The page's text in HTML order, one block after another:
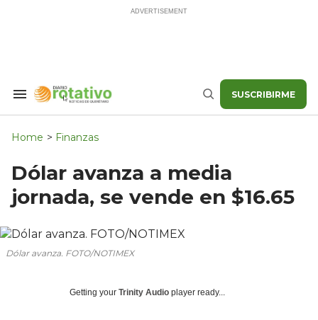
Search
Navigation
Buscar SUSCRIBIRME
Home > Finanzas
Dólar avanza a media
jornada, se vende en $16.65
Dólar avanza. FOTO/NOTIMEX
Getting your Trinity Audio player ready...